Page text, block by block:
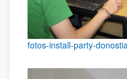
fotos-install-party-